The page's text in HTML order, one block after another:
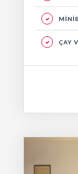
ÇAY